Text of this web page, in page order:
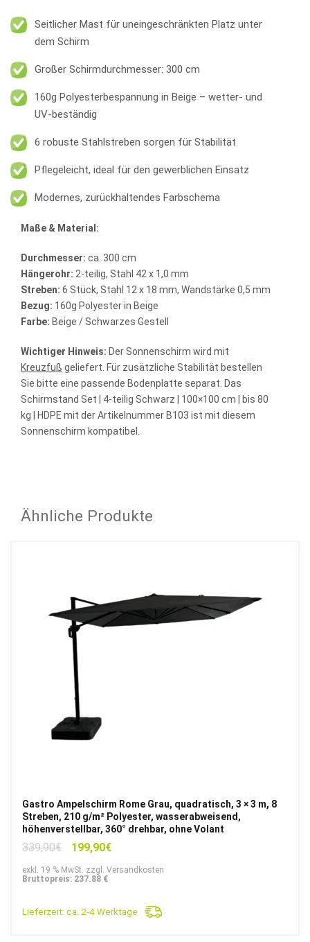
Seitlicher Mast für uneingeschränkten Platz unter
dem Schirm
Großer Schirmdurchmesser: 300 cm
160g Polyesterbespannung in Beige – wetter- und
UV-beständig
6 robuste Stahlstreben sorgen für Stabilität
Pflegeleicht, ideal für den gewerblichen Einsatz
Modernes, zurückhaltendes Farbschema
Maße & Material:
Durchmesser: ca. 300 cm
Hängerohr: 2-teilig, Stahl 42 x 1,0 mm
Streben: 6 Stück, Stahl 12 x 18 mm, Wandstärke 0,5 mm
Bezug: 160g Polyester in Beige
Farbe: Beige / Schwarzes Gestell
Wichtiger Hinweis: Der Sonnenschirm wird mit
Kreuzfuß geliefert. Für zusätzliche Stabilität bestellen
Sie bitte eine passende Bodenplatte separat. Das
Schirmstand Set | 4-teilig Schwarz | 100×100 cm | bis 80
kg | HDPE mit der Artikelnummer B103 ist mit diesem
Sonnenschirm kompatibel.
Ähnliche Produkte
Gastro Ampelschirm Rome Grau, quadratisch, 3 × 3 m, 8
Streben, 210 g/m² Polyester, wasserabweisend,
höhenverstellbar, 360° drehbar, ohne Volant
339,90€
Ursprünglicher
war:
199,90€Aktueller
ist:
exkl. 19 % MwSt. zzgl. Versandkosten
Bruttopreis: 237.88 €
Lieferzeit: ca. 2-4 Werktage